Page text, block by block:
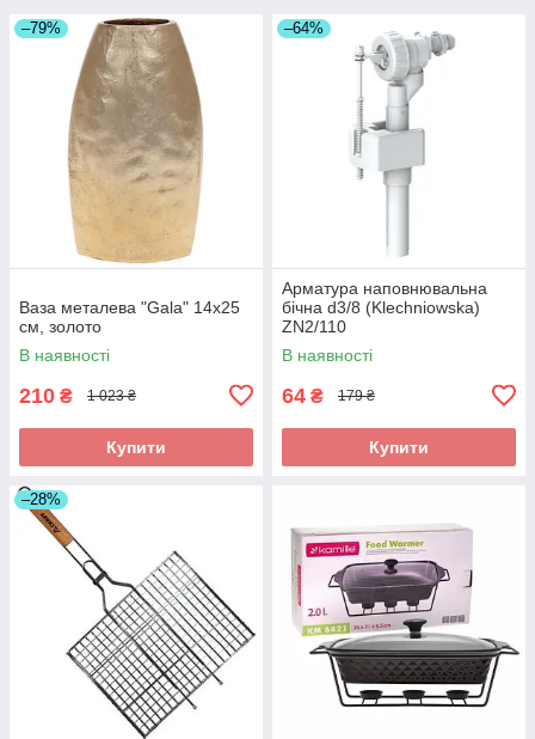
–79%
Ваза металева "Gala" 14x25
см, золото
В наявності
210 ₴ 1 023 ₴
Купити
–64%
Арматура наповнювальна
бічна d3/8 (Klechniowska)
ZN2/110
В наявності
64 ₴ 179 ₴
Купити
–28%